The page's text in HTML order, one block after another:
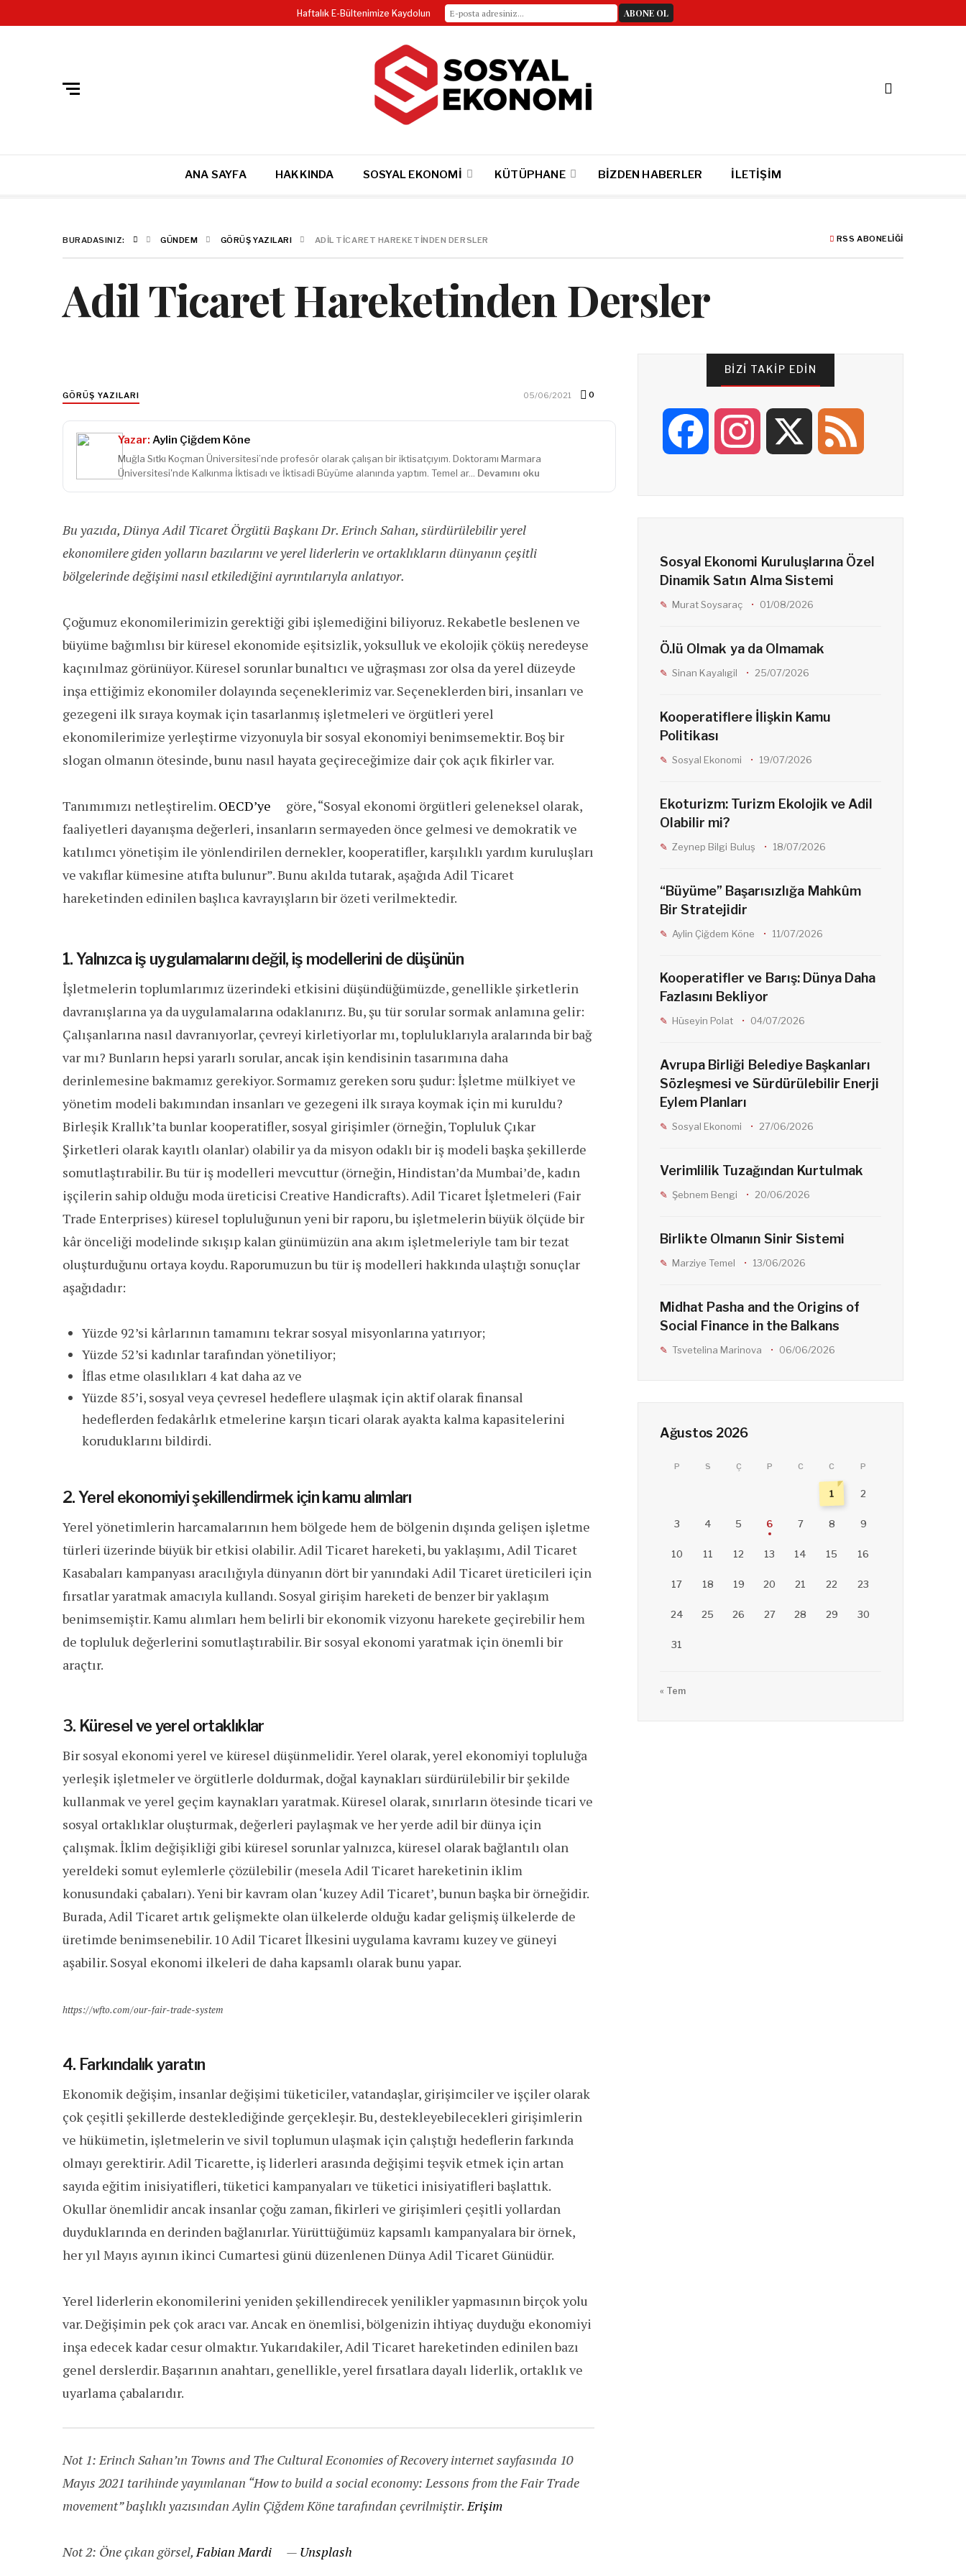
SITE HARITASI VE DETAYLI ARAMA
ANA SAYFA HAKKINDA SOSYAL EKONOMI KÜTÜPHANE BIZDEN HABERLER İLETIŞIM
BURADASINIZ: GÜNDEM GÖRÜŞ YAZILARI ADIL TICARET HAREKETINDEN DERSLER RSS ABONELIĞI
Adil Ticaret Hareketinden Dersler
GÖRÜŞ YAZILARI 05/06/2021 0
Yazar: Aylin Çiğdem Köne
Muğla Sıtkı Koçman Üniversitesi’nde profesör olarak çalışan bir iktisatçıyım. Doktoramı Marmara
Üniversitesi'nde Kalkınma İktisadı ve İktisadi Büyüme alanında yaptım. Temel ar... Devamını oku
Bu yazıda, Dünya Adil Ticaret Örgütü Başkanı Dr. Erinch Sahan, sürdürülebilir yerel
ekonomilere giden yolların bazılarını ve yerel liderlerin ve ortaklıkların dünyanın çeşitli
bölgelerinde değişimi nasıl etkilediğini ayrıntılarıyla anlatıyor.
Çoğumuz ekonomilerimizin gerektiği gibi işlemediğini biliyoruz. Rekabetle beslenen ve
büyüme bağımlısı bir küresel ekonomide eşitsizlik, yoksulluk ve ekolojik çöküş neredeyse
kaçınılmaz görünüyor. Küresel sorunlar bunaltıcı ve uğraşması zor olsa da yerel düzeyde
inşa ettiğimiz ekonomiler dolayında seçeneklerimiz var. Seçeneklerden biri, insanları ve
gezegeni ilk sıraya koymak için tasarlanmış işletmeleri ve örgütleri yerel
ekonomilerimize yerleştirme vizyonuyla bir sosyal ekonomiyi benimsemektir. Boş bir
slogan olmanın ötesinde, bunu nasıl hayata geçireceğimize dair çok açık fikirler var.
Tanımımızı netleştirelim. OECD’ye
göre, “Sosyal ekonomi örgütleri geleneksel olarak,
faaliyetleri dayanışma değerleri, insanların sermayeden önce gelmesi ve demokratik ve
katılımcı yönetişim ile yönlendirilen dernekler, kooperatifler, karşılıklı yardım kuruluşları
ve vakıflar kümesine atıfta bulunur”. Bunu akılda tutarak, aşağıda Adil Ticaret
hareketinden edinilen başlıca kavrayışların bir özeti verilmektedir.
1. Yalnızca iş uygulamalarını değil, iş modellerini de düşünün
İşletmelerin toplumlarımız üzerindeki etkisini düşündüğümüzde, genellikle şirketlerin
davranışlarına ya da uygulamalarına odaklanırız. Bu, şu tür sorular sormak anlamına gelir:
Çalışanlarına nasıl davranıyorlar, çevreyi kirletiyorlar mı, topluluklarıyla aralarında bir bağ
var mı? Bunların hepsi yararlı sorular, ancak işin kendisinin tasarımına daha
derinlemesine bakmamız gerekiyor. Sormamız gereken soru şudur: İşletme mülkiyet ve
yönetim modeli bakımından insanları ve gezegeni ilk sıraya koymak için mi kuruldu?
Birleşik Krallık’ta bunlar kooperatifler, sosyal girişimler (örneğin, Topluluk Çıkar
Şirketleri olarak kayıtlı olanlar) olabilir ya da misyon odaklı bir iş modeli başka şekillerde
somutlaştırabilir. Bu tür iş modelleri mevcuttur (örneğin, Hindistan’da Mumbai’de, kadın
işçilerin sahip olduğu moda üreticisi Creative Handicrafts). Adil Ticaret İşletmeleri (Fair
Trade Enterprises) küresel topluluğunun yeni bir raporu, bu işletmelerin büyük ölçüde bir
kâr önceliği modelinde sıkışıp kalan günümüzün ana akım işletmeleriyle tam bir tezat
oluşturduğunu ortaya koydu. Raporumuzun bu tür iş modelleri hakkında ulaştığı sonuçlar
aşağıdadır:
Yüzde 92’si kârlarının tamamını tekrar sosyal misyonlarına yatırıyor;
Yüzde 52’si kadınlar tarafından yönetiliyor;
İflas etme olasılıkları 4 kat daha az ve
Yüzde 85’i, sosyal veya çevresel hedeflere ulaşmak için aktif olarak finansal
hedeflerden fedakârlık etmelerine karşın ticari olarak ayakta kalma kapasitelerini
koruduklarını bildirdi.
2. Yerel ekonomiyi şekillendirmek için kamu alımları
Yerel yönetimlerin harcamalarının hem bölgede hem de bölgenin dışında gelişen işletme
türleri üzerinde büyük bir etkisi olabilir. Adil Ticaret hareketi, bu yaklaşımı, Adil Ticaret
Kasabaları kampanyası aracılığıyla dünyanın dört bir yanındaki Adil Ticaret üreticileri için
fırsatlar yaratmak amacıyla kullandı. Sosyal girişim hareketi de benzer bir yaklaşım
benimsemiştir. Kamu alımları hem belirli bir ekonomik vizyonu harekete geçirebilir hem
de topluluk değerlerini somutlaştırabilir. Bir sosyal ekonomi yaratmak için önemli bir
araçtır.
3. Küresel ve yerel ortaklıklar
Bir sosyal ekonomi yerel ve küresel düşünmelidir. Yerel olarak, yerel ekonomiyi topluluğa
yerleşik işletmeler ve örgütlerle doldurmak, doğal kaynakları sürdürülebilir bir şekilde
kullanmak ve yerel geçim kaynakları yaratmak. Küresel olarak, sınırların ötesinde ticari ve
sosyal ortaklıklar oluşturmak, değerleri paylaşmak ve her yerde adil bir dünya için
çalışmak. İklim değişikliği gibi küresel sorunlar yalnızca, küresel olarak bağlantılı olan
yereldeki somut eylemlerle çözülebilir (mesela Adil Ticaret hareketinin iklim
konusundaki çabaları). Yeni bir kavram olan ‘kuzey Adil Ticaret’, bunun başka bir örneğidir.
Burada, Adil Ticaret artık gelişmekte olan ülkelerde olduğu kadar gelişmiş ülkelerde de
üretimde benimsenebilir. 10 Adil Ticaret İlkesini uygulama kavramı kuzey ve güneyi
aşabilir. Sosyal ekonomi ilkeleri de daha kapsamlı olarak bunu yapar.
https://wfto.com/our-fair-trade-system
4. Farkındalık yaratın
Ekonomik değişim, insanlar değişimi tüketiciler, vatandaşlar, girişimciler ve işçiler olarak
çok çeşitli şekillerde desteklediğinde gerçekleşir. Bu, destekleyebilecekleri girişimlerin
ve hükümetin, işletmelerin ve sivil toplumun ulaşmak için çalıştığı hedeflerin farkında
olmayı gerektirir. Adil Ticarette, iş liderleri arasında değişimi teşvik etmek için artan
sayıda eğitim inisiyatifleri, tüketici kampanyaları ve tüketici inisiyatifleri başlattık.
Okullar önemlidir ancak insanlar çoğu zaman, fikirleri ve girişimleri çeşitli yollardan
duyduklarında en derinden bağlanırlar. Yürüttüğümüz kapsamlı kampanyalara bir örnek,
her yıl Mayıs ayının ikinci Cumartesi günü düzenlenen Dünya Adil Ticaret Günüdür.
Yerel liderlerin ekonomilerini yeniden şekillendirecek yenilikler yapmasının birçok yolu
var. Değişimin pek çok aracı var. Ancak en önemlisi, bölgenizin ihtiyaç duyduğu ekonomiyi
inşa edecek kadar cesur olmaktır. Yukarıdakiler, Adil Ticaret hareketinden edinilen bazı
genel derslerdir. Başarının anahtarı, genellikle, yerel fırsatlara dayalı liderlik, ortaklık ve
uyarlama çabalarıdır.
Not 1: Erinch Sahan’ın Towns and The Cultural Economies of Recovery internet sayfasında 10
Mayıs 2021 tarihinde yayımlanan “How to build a social economy: Lessons from the Fair Trade
movement” başlıklı yazısından Aylin Çiğdem Köne tarafından çevrilmiştir.Erişim
Not 2: Öne çıkan görsel,Fabian Mardi — Unsplash
BIZI TAKIP EDIN
e
k
t
a
m
d
Sosyal Ekonomi Kuruluşlarına Özel
Dinamik Satın Alma Sistemi
Murat Soysaraç 01/08/2026
Ö.lü Olmak ya da Olmamak
Sinan Kayalıgil 25/07/2026
Kooperatiflere İlişkin Kamu
Politikası
Sosyal Ekonomi 19/07/2026
Ekoturizm: Turizm Ekolojik ve Adil
Olabilir mi?
Zeynep Bilgi Buluş 18/07/2026
“Büyüme” Başarısızlığa Mahkûm
Bir Stratejidir
Aylin Çiğdem Köne 11/07/2026
Kooperatifler ve Barış: Dünya Daha
Fazlasını Bekliyor
Hüseyin Polat 04/07/2026
Avrupa Birliği Belediye Başkanları
Sözleşmesi ve Sürdürülebilir Enerji
Eylem Planları
Sosyal Ekonomi 27/06/2026
Verimlilik Tuzağından Kurtulmak
Şebnem Bengi 20/06/2026
Birlikte Olmanın Sinir Sistemi
Marziye Temel 13/06/2026
Midhat Pasha and the Origins of
Social Finance in the Balkans
Tsvetelina Marinova 06/06/2026
Ağustos 2026
P S Ç P C C P
1 2
3 4 5 6 7 8 9
10 11 12 13 14 15 16
17 18 19 20 21 22 23
24 25 26 27 28 29 30
31
« Tem
Haftalık E-Bültenimize Kaydolun